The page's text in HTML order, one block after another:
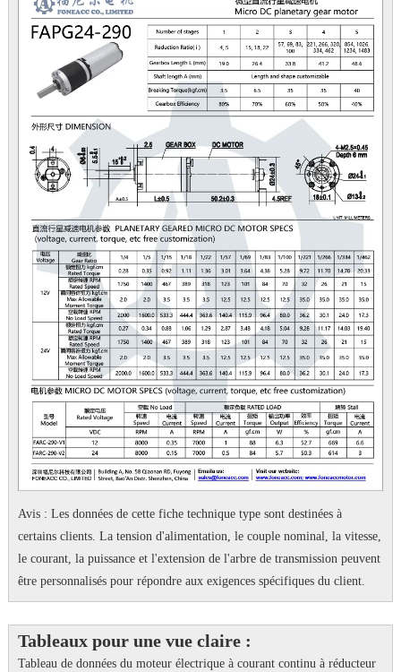
Avis : Les données de cette fiche technique type sont destinées à
certains clients. La tension d'alimentation, le couple nominal, la vitesse,
le courant, la puissance et l'extension de l'arbre de transmission peuvent
être personnalisés pour répondre aux exigences spécifiques du client.
Tableaux pour une vue claire :
Tableau de données du moteur électrique à courant continu à réducteur